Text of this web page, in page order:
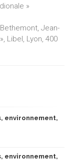
»
Jean-
Libel, Lyon, 400
environnement,
environnement,